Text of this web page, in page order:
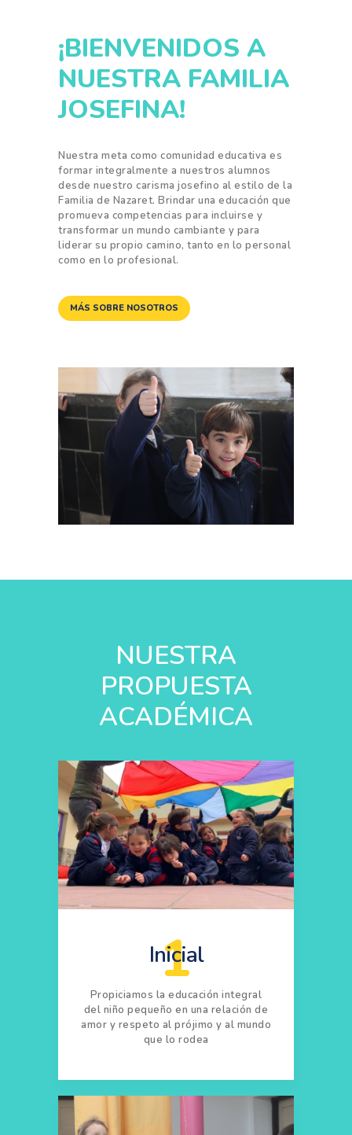
¡BIENVENIDOS A
NUESTRA FAMILIA
JOSEFINA!
Nuestra meta como comunidad educativa es
formar integralmente a nuestros alumnos
desde nuestro carisma josefino al estilo de la
Familia de Nazaret. Brindar una educación que
promueva competencias para incluirse y
transformar un mundo cambiante y para
liderar su propio camino, tanto en lo personal
como en lo profesional.
MÁS SOBRE NOSOTROS
NUESTRA
PROPUESTA
ACADÉMICA
1
Inicial
Propiciamos la educación integral
del niño pequeño en una relación de
amor y respeto al prójimo y al mundo
que lo rodea